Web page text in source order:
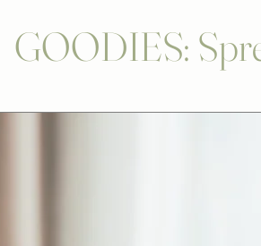
GOODIES: